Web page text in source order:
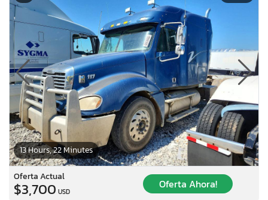
13 Hours, 22 Minutes
Oferta Actual
$3,700 USD
Oferta Ahora!